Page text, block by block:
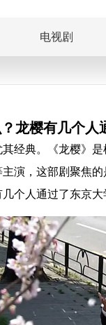
电视剧
龙樱有几个人
经典。《龙樱》
演，这部剧聚焦
个人通过了东京